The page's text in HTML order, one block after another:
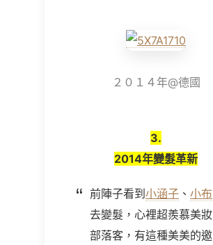
２０１４年@德國
3.
2014年變髮革新
前陣子看到 小涵子 、 小布
去變髮，心裡超羨慕美妝
部落客，有這種美美的邀